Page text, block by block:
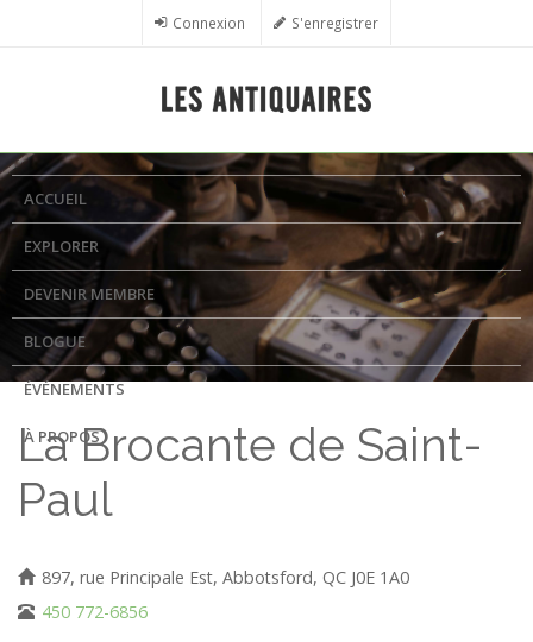
Aller au contenu principalConnexion S'enregistrer
ACCUEIL
EXPLORER
DEVENIR MEMBRE
BLOGUE
ÉVÉNEMENTS
À PROPOS
La Brocante de Saint-
Paul
897, rue Principale Est, Abbotsford, QC J0E 1A0
450 772-6856